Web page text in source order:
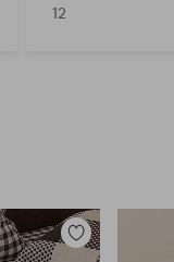
12
Legg
til